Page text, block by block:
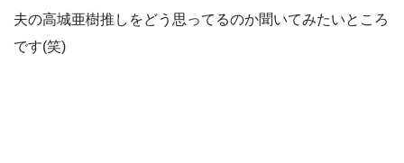
夫の高城亜樹推しをどう思ってるのか聞いてみたいところ
です(笑)